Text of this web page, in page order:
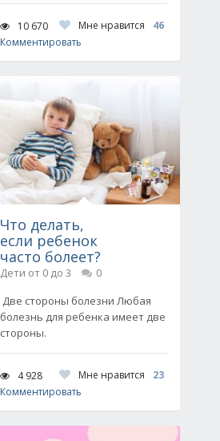
10 670 Мне нравится
46
Комментировать
Что делать,
если ребенок
часто болеет?
Дети от 0 до 3
0
Две стороны болезни Любая
болезнь для ребенка имеет две
стороны.
4 928 Мне нравится
23
Комментировать